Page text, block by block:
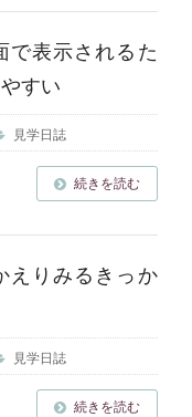
で表示されるた
すい
見学日誌
続きを読む
えりみるきっか
見学日誌
続きを読む